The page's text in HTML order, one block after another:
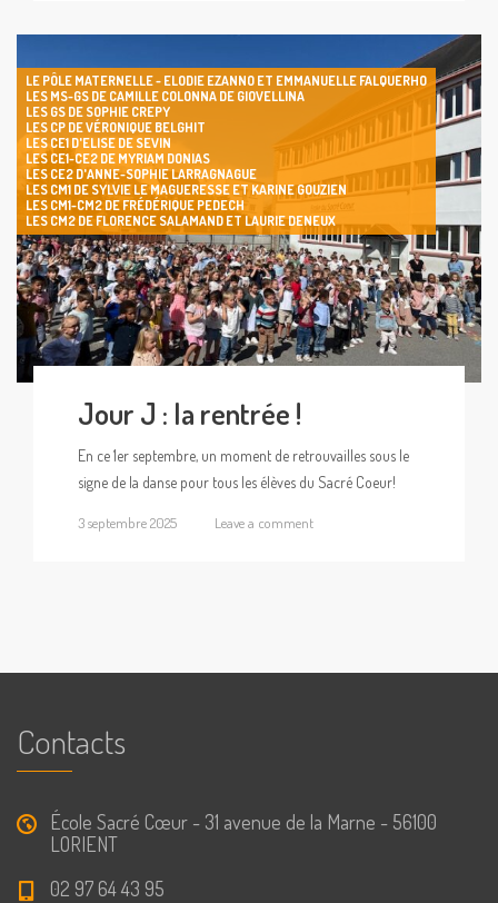
LE PÔLE MATERNELLE - ELODIE EZANNO ET EMMANUELLE FALQUERHO
LES MS-GS DE CAMILLE COLONNA DE GIOVELLINA
LES GS DE SOPHIE CREPY
LES CP DE VÉRONIQUE BELGHIT
LES CE1 D'ELISE DE SEVIN
LES CE1-CE2 DE MYRIAM DONIAS
LES CE2 D'ANNE-SOPHIE LARRAGNAGUE
LES CM1 DE SYLVIE LE MAGUERESSE ET KARINE GOUZIEN
LES CM1-CM2 DE FRÉDÉRIQUE PEDECH
LES CM2 DE FLORENCE SALAMAND ET LAURIE DENEUX
Jour J : la rentrée !
En ce 1er septembre, un moment de retrouvailles sous le
signe de la danse pour tous les élèves du Sacré Coeur!
3 septembre 2025 Leave a comment
Contacts
École Sacré Cœur - 31 avenue de la Marne - 56100
LORIENT
02 97 64 43 95